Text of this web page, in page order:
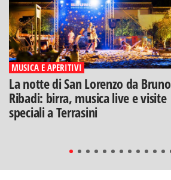
MUSICA E APERITIVI
La notte di San Lorenzo da Bruno
Ribadi: birra, musica live e visite
speciali a Terrasini